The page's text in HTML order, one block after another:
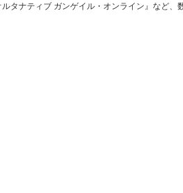
タナティブ ガンゲイル・オンライン』など、